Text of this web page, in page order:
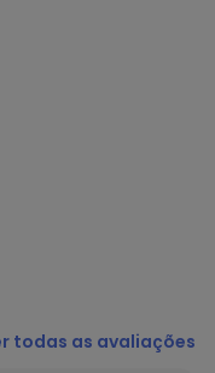
central costas
helanca -
todas as avaliações